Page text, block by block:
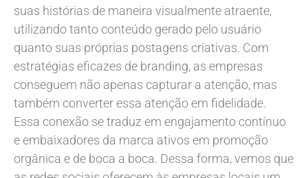
suas histórias de maneira visualmente atraente,
utilizando tanto conteúdo gerado pelo usuário
quanto suas próprias postagens criativas. Com
estratégias eficazes de branding, as empresas
conseguem não apenas capturar a atenção, mas
também converter essa atenção em fidelidade.
Essa conexão se traduz em engajamento contínuo
e embaixadores da marca ativos em promoção
orgânica e de boca a boca. Dessa forma, vemos que